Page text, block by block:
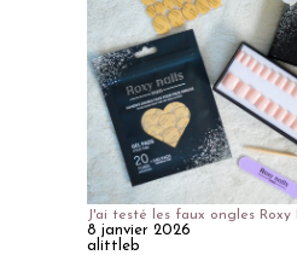
J'ai testé les faux ongles Roxy
8 janvier 2026
alittleb